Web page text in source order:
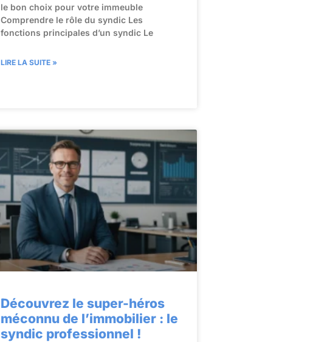
le bon choix pour votre immeuble
Comprendre le rôle du syndic Les
fonctions principales d’un syndic Le
LIRE LA SUITE »
Découvrez le super-héros
méconnu de l’immobilier : le
syndic professionnel !